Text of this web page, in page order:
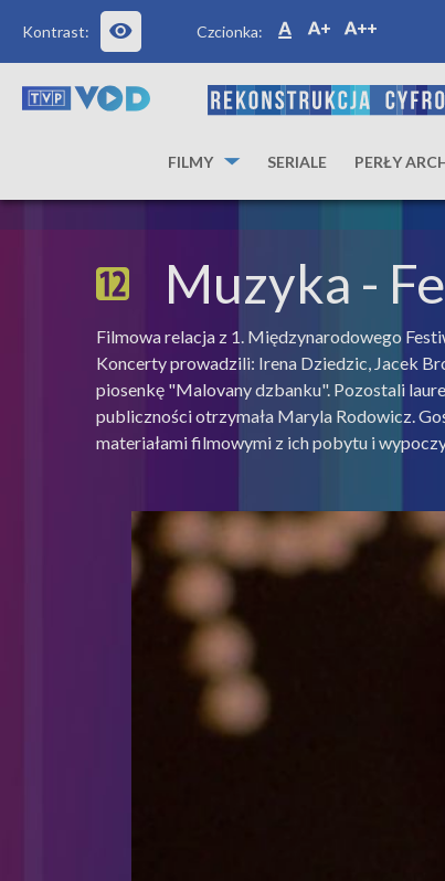
Kontrast: Czcionka:
FILMY SERIALE PERŁY
Muzyka -
Filmowa relacja z 1. Międzynarodowego
Koncerty prowadzili: Irena Dziedzic, Jacek
piosenkę "Malovany dzbanku". Pozostali
publiczności otrzymała Maryla Rodowicz.
materiałami filmowymi z ich pobytu i